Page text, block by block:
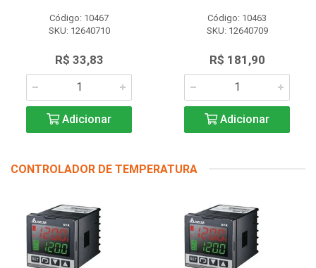
Código: 10467
SKU: 12640710
R$ 33,83
Adicionar
Código: 10463
SKU: 12640709
R$ 181,90
Adicionar
CONTROLADOR DE TEMPERATURA